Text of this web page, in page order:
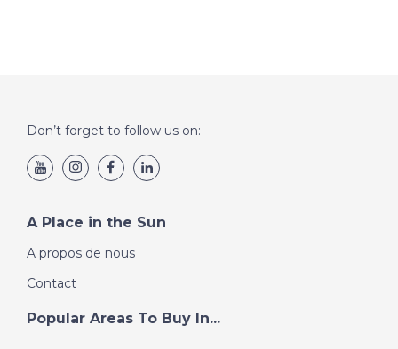
Don’t forget to follow us on:
A Place in the Sun
A propos de nous
Contact
Popular Areas To Buy In...